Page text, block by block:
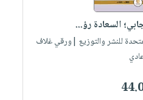
السعادة رؤ...
للنشر والتوزيع |ورقي غلاف